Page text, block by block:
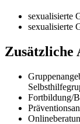
sexualisierte
sexualisierte
Zusätzliche
Fortbildung/